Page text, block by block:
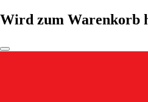
Wird zum Warenkorb